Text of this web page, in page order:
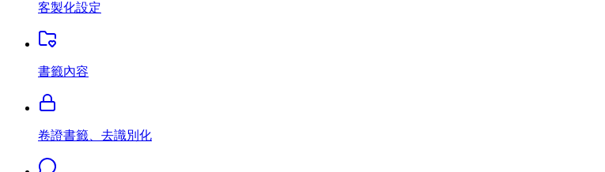
客製化設定
書籤內容
卷證書籤、去識別化